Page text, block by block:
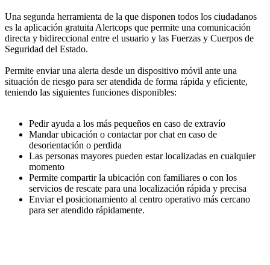
Una segunda herramienta de la que disponen todos los ciudadanos
es la aplicación gratuita Alertcops que permite una comunicación
directa y bidireccional entre el usuario y las Fuerzas y Cuerpos de
Seguridad del Estado.
Permite enviar una alerta desde un dispositivo móvil ante una
situación de riesgo para ser atendida de forma rápida y eficiente,
teniendo las siguientes funciones disponibles:
Pedir ayuda a los más pequeños en caso de extravío
Mandar ubicación o contactar por chat en caso de
desorientación o perdida
Las personas mayores pueden estar localizadas en cualquier
momento
Permite compartir la ubicación con familiares o con los
servicios de rescate para una localización rápida y precisa
Enviar el posicionamiento al centro operativo más cercano
para ser atendido rápidamente.